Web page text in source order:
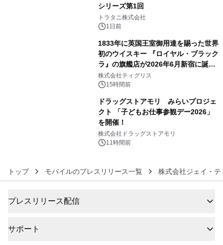
シリーズ第1回
トラタニ株式会社
1日前
1833年に英国王室御用達を賜った世界
初のウイスキー 『ロイヤル・ブラック
ラ』の旗艦店が2026年6月新宿に誕
生 バカルディ ジャパンと連携した
没入型バー「BAR Arca」
株式会社ティグリス
15時間前
ドラッグストアモリ みらいプロジェ
クト 「子どもお仕事参観デー2026」
を開催！
株式会社ドラッグストアモリ
11時間前
トップ モバイルのプレスリリース一覧 株式会社ジェイ・テ
プレスリリース配信
サポート